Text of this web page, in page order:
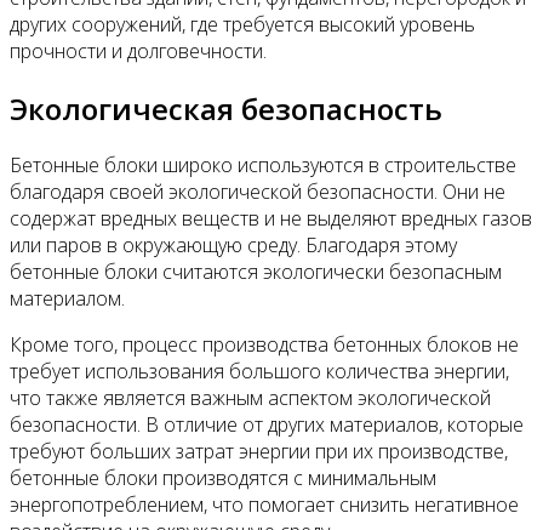
других сооружений, где требуется высокий уровень
прочности и долговечности.
Экологическая безопасность
Бетонные блоки широко используются в строительстве
благодаря своей экологической безопасности. Они не
содержат вредных веществ и не выделяют вредных газов
или паров в окружающую среду. Благодаря этому
бетонные блоки считаются экологически безопасным
материалом.
Кроме того, процесс производства бетонных блоков не
требует использования большого количества энергии,
что также является важным аспектом экологической
безопасности. В отличие от других материалов, которые
требуют больших затрат энергии при их производстве,
бетонные блоки производятся с минимальным
энергопотреблением, что помогает снизить негативное